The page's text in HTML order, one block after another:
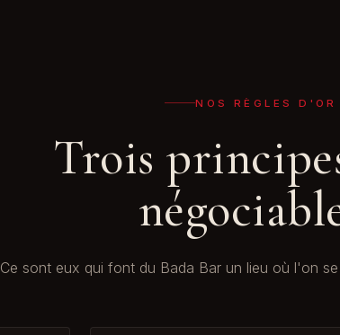
NOS RÈGLES D'OR
Trois
Ce sont eux qui font du Bada Bar un lieu où l'on